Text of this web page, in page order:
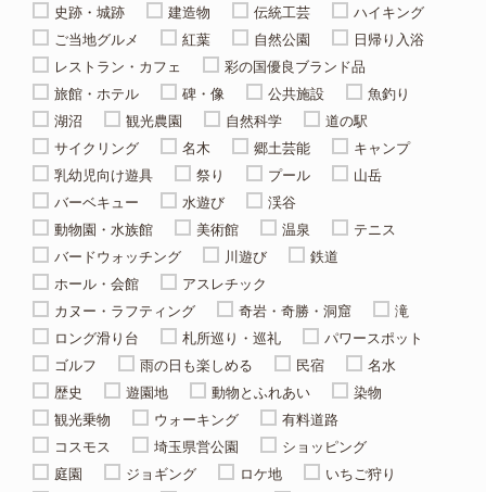
史跡・城跡 建造物 伝統工芸
ハイキング
ご当地グルメ
紅葉 自然公園
日帰り入浴
レストラン・カフェ
彩の国優良ブランド品
旅館・ホテル
碑・像 公共施設
魚釣り
湖沼
観光農園 自然科学
道の駅
サイクリング
名木 郷土芸能
キャンプ
乳幼児向け遊具
祭り プール
山岳
バーベキュー
水遊び
渓谷
動物園・水族館
美術館 温泉
テニス
バードウォッチング
川遊び
鉄道
ホール・会館
アスレチック
カヌー・ラフティング
奇岩・奇勝・洞窟
滝
ロング滑り台
札所巡り・巡礼
パワースポット
ゴルフ
雨の日も楽しめる 民宿
名水
歴史
遊園地 動物とふれあい
染物
観光乗物
ウォーキング
有料道路
コスモス
埼玉県営公園
ショッピング
庭園
ジョギング ロケ地
いちご狩り